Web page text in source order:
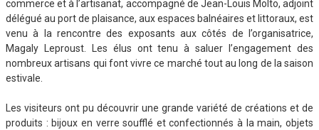
commerce et à l’artisanat, accompagné de Jean-Louis Molto, adjoint
délégué au port de plaisance, aux espaces balnéaires et littoraux, est
venu à la rencontre des exposants aux côtés de l’organisatrice,
Magaly Leproust. Les élus ont tenu à saluer l’engagement des
nombreux artisans qui font vivre ce marché tout au long de la saison
estivale.
Les visiteurs ont pu découvrir une grande variété de créations et de
produits : bijoux en verre soufflé et confectionnés à la main, objets